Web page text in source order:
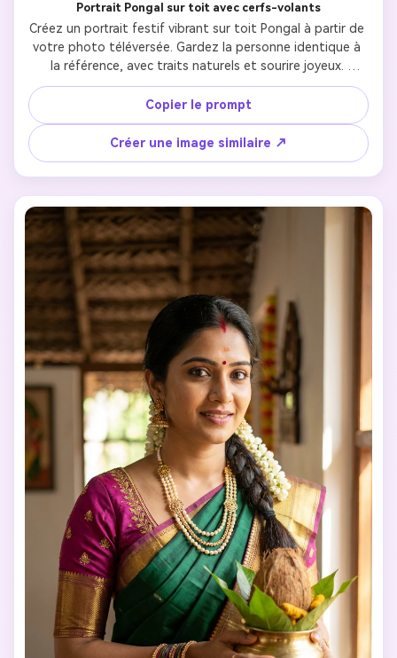
Portrait Pongal sur toit avec cerfs-volants
Créez un portrait festif vibrant sur toit Pongal à partir de
votre photo téléversée. Gardez la personne identique à
la référence, avec traits naturels et sourire joyeux.
Habillez-le en chemise noire ou verte avec pantalon foncé
et baskets blanches pour un look festif moderne. Il est
assis en tailleur sur un toit, entouré de bobines colorées
éclatantes (jaune, rose, orange, bleu, vert). Il tient
plusieurs cerfs-volants multicolores aux motifs
géométriques, regarde la caméra avec un large sourire.
L’arrière-plan doit montrer une vue urbaine du sud de
l’Inde avec de nombreux cerfs-volants dans le ciel bleu vif.
Lumière naturelle de l’après-midi, palette chaude,
ambiance festive de rue. Faible profondeur de champ,
personne nette, arrière-plan flou révélant la ville.
Composition cinématographique aux couleurs de fête,
esthétique Instagram. Texture ultra-réaliste de peau et
tissus—pas d’effets artificiels, rendu authentique de la
joie Pongal sur les toits.
Copier le prompt
Créer une image similaire ↗